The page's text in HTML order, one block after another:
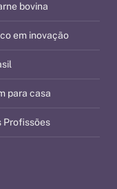
bovina
em inovação
para casa
Profissões